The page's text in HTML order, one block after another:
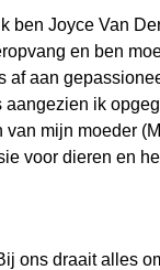
ben Joyce Van
en ben
af aan
aangezien ik
van mijn moeder
voor dieren en
ons draait alles